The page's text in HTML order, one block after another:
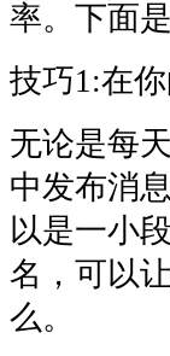
率。下面
技巧1:在
无论是每
中发布消
以是一小
名，可以
么。